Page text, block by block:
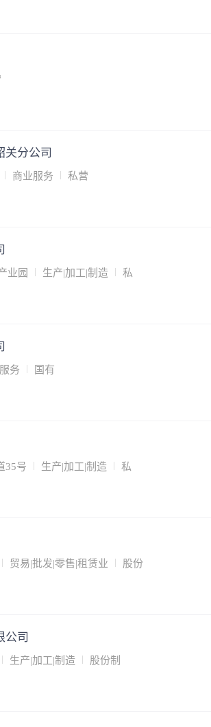
关分公司
商业服务 私营
业园 生产|加工|制造
私
务 国有
35号 生产|加工|制造
私
贸易|批发|零售|租赁业
股份
公司
生产|加工|制造 股份制